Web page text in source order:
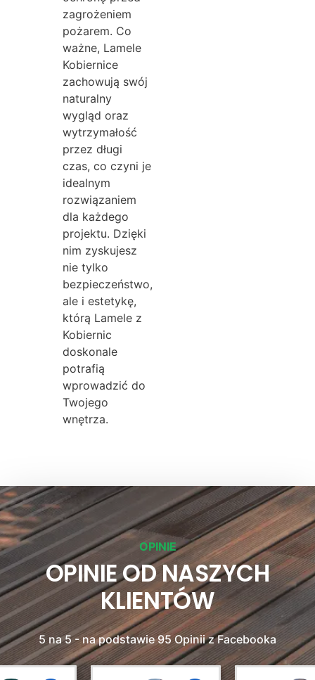
zagrożeniem
pożarem. Co
ważne, Lamele
Kobiernice
zachowują swój
naturalny
wygląd oraz
wytrzymałość
przez długi
czas, co czyni je
idealnym
rozwiązaniem
dla każdego
projektu. Dzięki
nim zyskujesz
nie tylko
bezpieczeństwo,
ale i estetykę,
którą Lamele z
Kobiernic
doskonale
potrafią
wprowadzić do
Twojego
wnętrza.
OPINIE
OPINIE OD NASZYCH
KLIENTÓW
5 na 5 - na podstawie 95 Opinii z Facebooka